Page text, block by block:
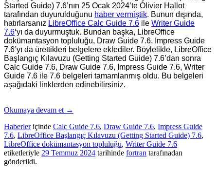
Started Guide) 7.6’nın 25 Ocak 2024’te Olivier Hallot
tarafından duyurulduğunu haber vermiştik. Bunun dışında,
hatırlarsanız LibreOffice Calc Guide 7.6 ile Writer Guide
7.6‘yı da duyurmuştuk. Bundan başka, LibreOffice
dokümantasyon topluluğu, Draw Guide 7.6, Impress Guide
7.6’yı da ürettikleri belgelere eklediler. Böylelikle, LibreOffice
Başlangıç Kılavuzu (Getting Started Guide) 7.6’dan sonra
Calc Guide 7.6, Draw Guide 7.6, Impress Guide 7.6, Writer
Guide 7.6 ile 7.6 belgeleri tamamlanmış oldu. Bu belgeleri
aşağıdaki linklerden edinebilirsiniz.
Okumaya devam et →
Haberleriçinde Calc Guide 7.6, Draw Guide 7.6, Impress Guide
7.6, LibreOffice Başlangıç Kılavuzu (Getting Started Guide) 7.6,
LibreOffice dokümantasyon topluluğu, Writer Guide 7.6
etiketleriyle 29 Temmuz 2024 tarihinde fortran tarafınadan
gönderildi.